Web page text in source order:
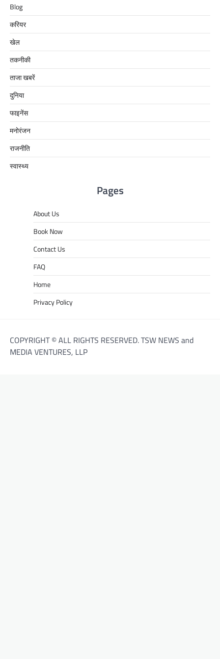
Blog
करियर
खेल
तकनीकी
ताजा खबरें
दुनिया
फाइनेंस
मनोरंजन
राजनीति
स्वास्थ्य
Pages
About Us
Book Now
Contact Us
FAQ
Home
Privacy Policy
COPYRIGHT © ALL RIGHTS RESERVED. TSW NEWS and
MEDIA VENTURES, LLP